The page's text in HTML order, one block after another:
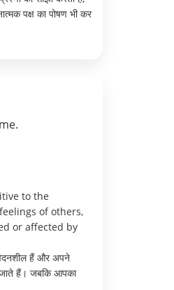
पक्ष का पोषण भी कर
to the
of others,
or affected by
हैं और अपने
जाते हैं। जबकि आपका